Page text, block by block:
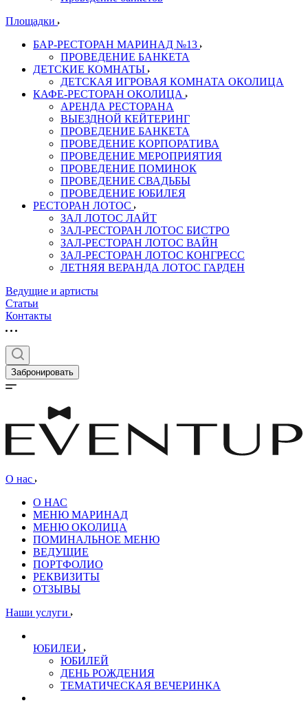
Площадки
БАР-РЕСТОРАН МАРИНАД №13
ПРОВЕДЕНИЕ БАНКЕТА
ДЕТСКИЕ КОМНАТЫ
ДЕТСКАЯ ИГРОВАЯ КОМНАТА ОКОЛИЦА
КАФЕ-РЕСТОРАН ОКОЛИЦА
АРЕНДА РЕСТОРАНА
ВЫЕЗДНОЙ КЕЙТЕРИНГ
ПРОВЕДЕНИЕ БАНКЕТА
ПРОВЕДЕНИЕ КОРПОРАТИВА
ПРОВЕДЕНИЕ МЕРОПРИЯТИЯ
ПРОВЕДЕНИЕ ПОМИНОК
ПРОВЕДЕНИЕ СВАДЬБЫ
ПРОВЕДЕНИЕ ЮБИЛЕЯ
РЕСТОРАН ЛОТОС
ЗАЛ ЛОТОС ЛАЙТ
ЗАЛ-РЕСТОРАН ЛОТОС БИСТРО
ЗАЛ-РЕСТОРАН ЛОТОС ВАЙН
ЗАЛ-РЕСТОРАН ЛОТОС КОНГРЕСС
ЛЕТНЯЯ ВЕРАНДА ЛОТОС ГАРДЕН
Ведущие и артисты
Статьи
Контакты
Забронировать
О нас
О НАС
МЕНЮ МАРИНАД
МЕНЮ ОКОЛИЦА
ПОМИНАЛЬНОЕ МЕНЮ
ВЕДУЩИЕ
ПОРТФОЛИО
РЕКВИЗИТЫ
ОТЗЫВЫ
Наши услуги
ЮБИЛЕИ
ЮБИЛЕЙ
ДЕНЬ РОЖДЕНИЯ
ТЕМАТИЧЕСКАЯ ВЕЧЕРИНКА